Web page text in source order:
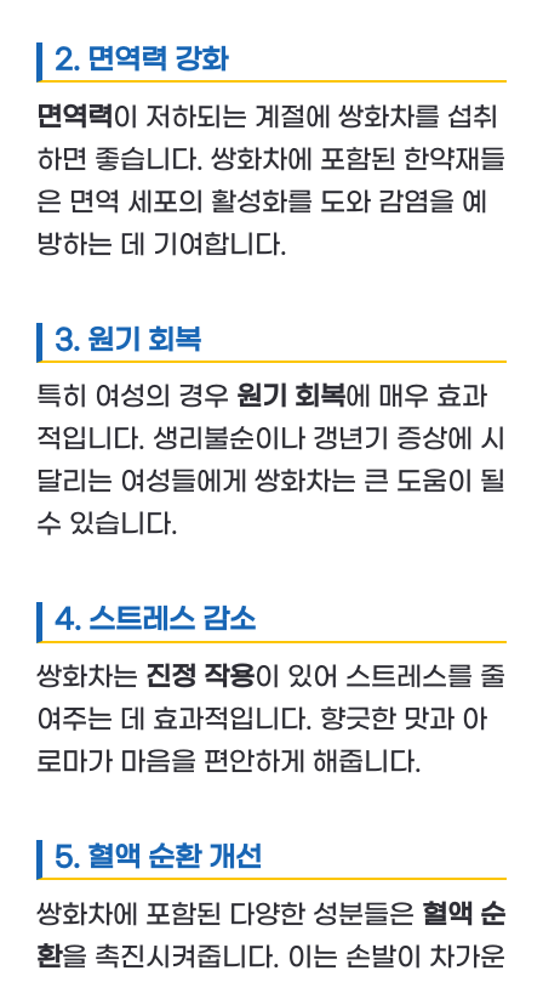
2. 면역력 강화
면역력이 저하되는 계절에 쌍화차를 섭취
하면 좋습니다. 쌍화차에 포함된 한약재들
은 면역 세포의 활성화를 도와 감염을 예
방하는 데 기여합니다.
3. 원기 회복
특히 여성의 경우 원기 회복에 매우 효과
적입니다. 생리불순이나 갱년기 증상에 시
달리는 여성들에게 쌍화차는 큰 도움이 될
수 있습니다.
4. 스트레스 감소
쌍화차는 진정 작용이 있어 스트레스를 줄
여주는 데 효과적입니다. 향긋한 맛과 아
로마가 마음을 편안하게 해줍니다.
5. 혈액 순환 개선
쌍화차에 포함된 다양한 성분들은 혈액 순
환을 촉진시켜줍니다. 이는 손발이 차가운